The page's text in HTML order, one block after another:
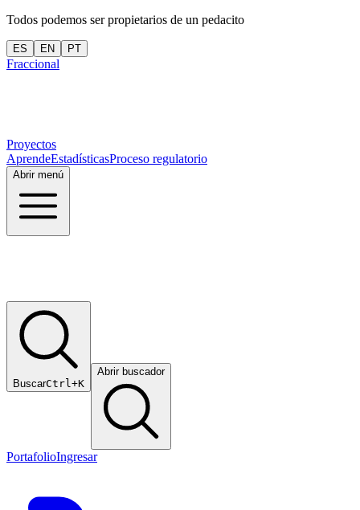
Todos podemos ser propietarios de un pedacito
ES EN PT
Fraccional
Proyectos
AprendeEstadísticasProceso regulatorio
Abrir menú
BuscarCtrl+K
Abrir buscador
PortafolioIngresar